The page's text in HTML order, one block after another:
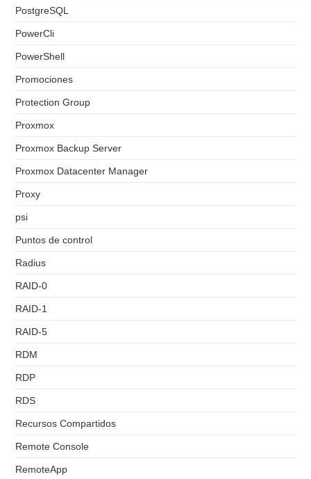
PostgreSQL
PowerCli
PowerShell
Promociones
Protection Group
Proxmox
Proxmox Backup Server
Proxmox Datacenter Manager
Proxy
psi
Puntos de control
Radius
RAID-0
RAID-1
RAID-5
RDM
RDP
RDS
Recursos Compartidos
Remote Console
RemoteApp